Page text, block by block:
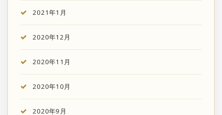
2021年1月
2020年12月
2020年11月
2020年10月
2020年9月